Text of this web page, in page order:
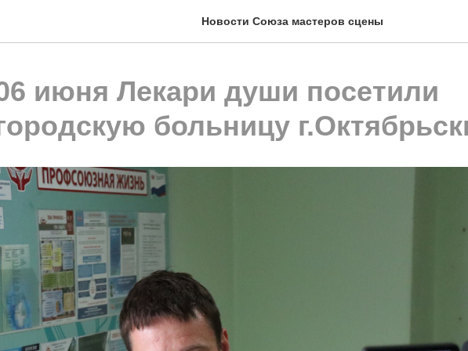
Новости Союза мастеров сцены
июня Лекари души посетили
больницу